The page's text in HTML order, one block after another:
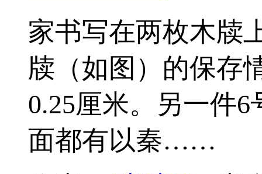
家书写在两枚木牍
牍（如图）的保存
0.25厘米。另一件
面都有以秦……